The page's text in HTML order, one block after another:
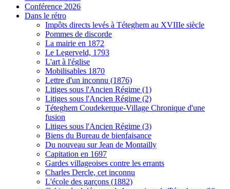
Conférence 2026
Dans le rétro
Impôts directs levés à Téteghem au XVIIIe siècle
Pommes de discorde
La mairie en 1872
Le Legerveld, 1793
L'art à l'église
Mobilisables 1870
Lettre d'un inconnu (1876)
Litiges sous l'Ancien Régime (1)
Litiges sous l'Ancien Régime (2)
Téteghem Coudekerque-Village Chronique d'une
fusion
Litiges sous l'Ancien Régime (3)
Biens du Bureau de bienfaisance
Du nouveau sur Jean de Montailly
Capitation en 1697
Gardes villageoises contre les errants
Charles Dercle, cet inconnu
L'école des garçons (1882)